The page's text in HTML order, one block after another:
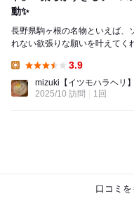
動✨
長野県駒ヶ根の名物といえば、ソースカ
れない欲張りな願いを叶えてくれ
3.9
mizuki【イツモハラヘリ】
2025/10 訪問
1回
口コミを